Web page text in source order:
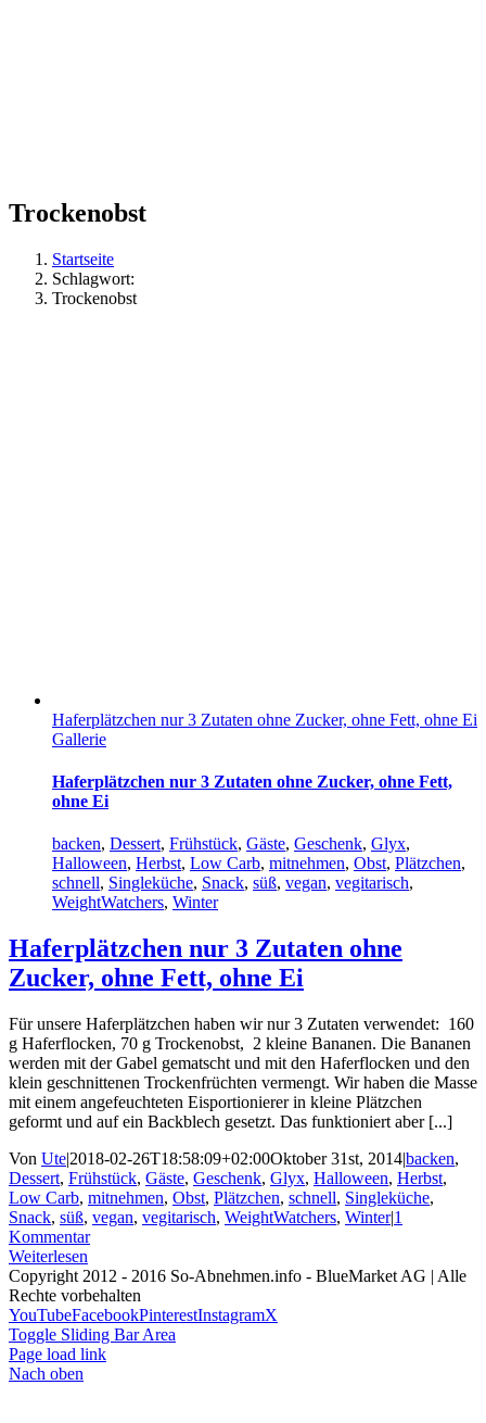
Trockenobst
Startseite
Schlagwort:
Trockenobst
Haferplätzchen nur 3 Zutaten ohne Zucker, ohne Fett, ohne Ei
Gallerie
Haferplätzchen nur 3 Zutaten ohne Zucker, ohne Fett,
ohne Ei
backen, Dessert, Frühstück, Gäste, Geschenk, Glyx,
Halloween, Herbst, Low Carb, mitnehmen, Obst, Plätzchen,
schnell, Singleküche, Snack, süß, vegan, vegitarisch,
WeightWatchers, Winter
Haferplätzchen nur 3 Zutaten ohne
Zucker, ohne Fett, ohne Ei
Für unsere Haferplätzchen haben wir nur 3 Zutaten verwendet: 160
g Haferflocken, 70 g Trockenobst, 2 kleine Bananen. Die Bananen
werden mit der Gabel gematscht und mit den Haferflocken und den
klein geschnittenen Trockenfrüchten vermengt. Wir haben die Masse
mit einem angefeuchteten Eisportionierer in kleine Plätzchen
geformt und auf ein Backblech gesetzt. Das funktioniert aber [...]
Von Ute|2018-02-26T18:58:09+02:00Oktober 31st, 2014|backen,
Dessert, Frühstück, Gäste, Geschenk, Glyx, Halloween, Herbst,
Low Carb, mitnehmen, Obst, Plätzchen, schnell, Singleküche,
Snack, süß, vegan, vegitarisch, WeightWatchers, Winter|1
Kommentar
Weiterlesen
Copyright 2012 - 2016 So-Abnehmen.info - BlueMarket AG | Alle
Rechte vorbehalten
YouTubeFacebookPinterestInstagramX
Toggle Sliding Bar Area
Page load link
Nach oben